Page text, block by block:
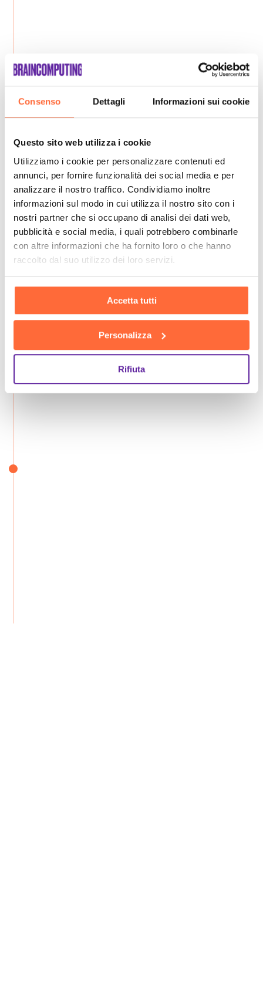
Consenso Dettagli Informazioni sui cookie
Questo sito web utilizza i cookie
Utilizziamo i cookie per personalizzare contenuti ed
annunci, per fornire funzionalità dei social media e per
analizzare il nostro traffico. Condividiamo inoltre
informazioni sul modo in cui utilizza il nostro sito con i
nostri partner che si occupano di analisi dei dati web,
pubblicità e social media, i quali potrebbero combinarle
con altre informazioni che ha fornito loro o che hanno
raccolto dal suo utilizzo dei loro servizi.
Accetta tutti
Personalizza
Rifiuta